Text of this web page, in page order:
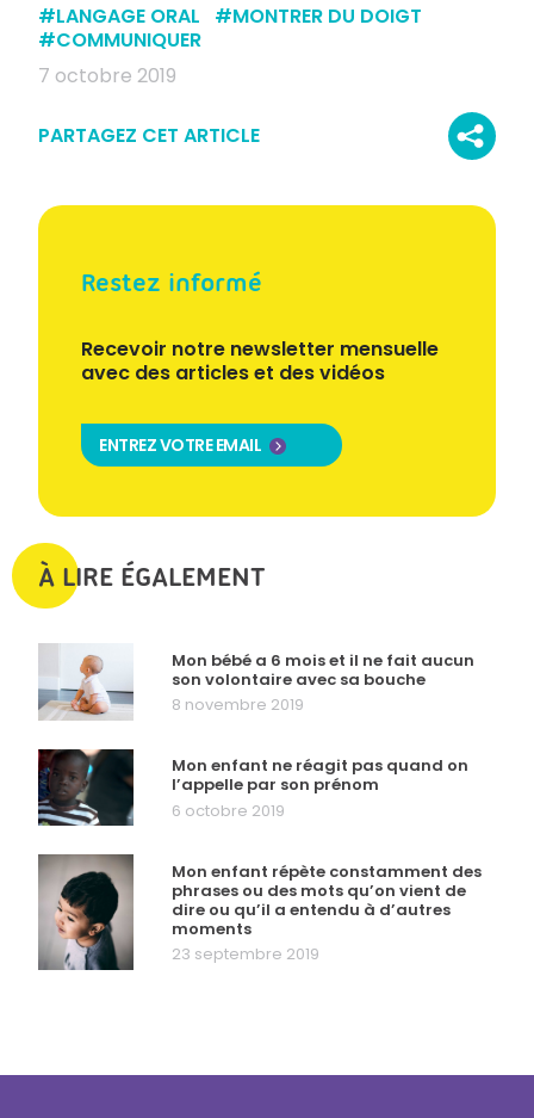
Restez informé
Recevoir notre newsletter mensuelle
avec des articles et des vidéos
ENTREZ VOTRE EMAIL
À LIRE ÉGALEMENT
Mon bébé a 6 mois et il ne fait aucun
son volontaire avec sa bouche
8 novembre 2019
Mon enfant ne réagit pas quand on
l’appelle par son prénom
6 octobre 2019
Mon enfant répète constamment des
phrases ou des mots qu’on vient de
dire ou qu’il a entendu à d’autres
moments
23 septembre 2019
#LANGAGE ORAL #MONTRER DU DOIGT
#COMMUNIQUER
7 octobre 2019
PARTAGEZ CET ARTICLE